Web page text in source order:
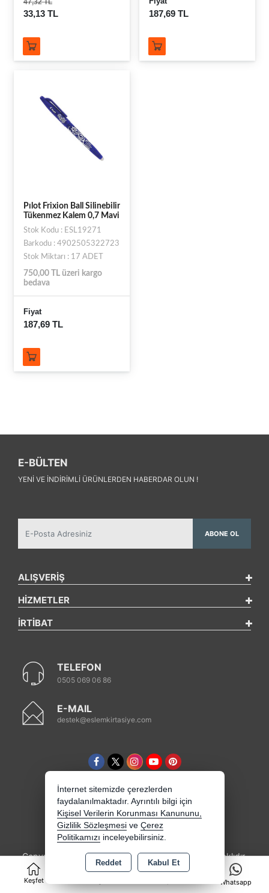
Keşfet
0
Whatsapp
33,13 TL 187,69 TL
Pılot Frixion Ball Silinebilir
Tükenmez Kalem 0,7 Mavi
Stok Kodu : ESL19271
Barkodu : 4902505322723
Stok Miktarı : 17 ADET
750,00 TL üzeri kargo
bedava
Fiyat
187,69 TL
E-BÜLTEN
YENI VE INDIRIMLI ÜRÜNLERDEN HABERDAR OLUN !
ABONE OL
ALIŞVERİŞ
HİZMETLER
İRTİBAT
TELEFON
0505 069 06 86
E-MAIL
destek@eslemkirtasiye.com
Copyright 2026 eslemkirtasiye.com - Tüm hakları saklıdır.
Kredi kartı bilgileriniz 256bit SSL sertifikası ile
korunmaktadır.
İnternet sitemizde çerezlerden
faydalanılmaktadır. Ayrıntılı bilgi için
Kişisel Verilerin Korunması Kanununu,
Gizlilik Sözleşmesi ve Çerez
Politikamızı inceleyebilirsiniz.
Reddet Kabul Et